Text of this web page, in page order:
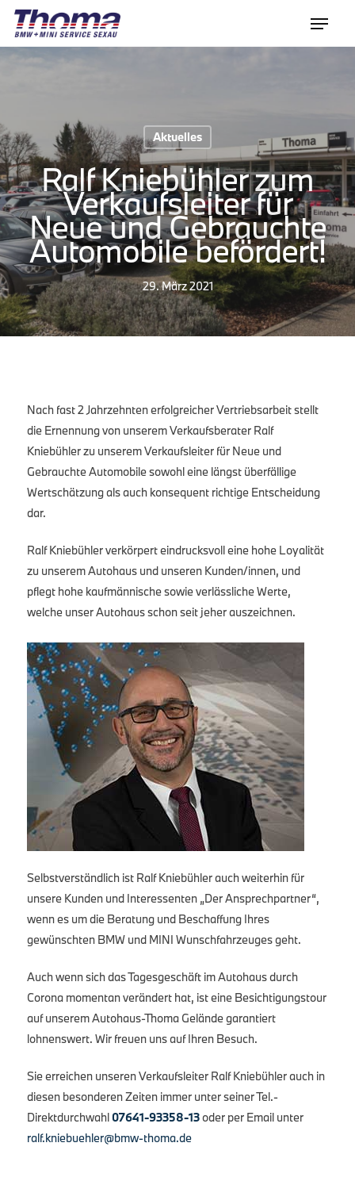
Aktuelles
Ralf Kniebühler zum
Verkaufsleiter für
Neue und Gebrauchte
Automobile befördert!
29. März 2021
Nach fast 2 Jahrzehnten erfolgreicher Vertriebsarbeit stellt
die Ernennung von unserem Verkaufsberater Ralf
Kniebühler zu unserem Verkaufsleiter für Neue und
Gebrauchte Automobile sowohl eine längst überfällige
Wertschätzung als auch konsequent richtige Entscheidung
dar.
Ralf Kniebühler verkörpert eindrucksvoll eine hohe Loyalität
zu unserem Autohaus und unseren Kunden/innen, und
pflegt hohe kaufmännische sowie verlässliche Werte,
welche unser Autohaus schon seit jeher auszeichnen.
Selbstverständlich ist Ralf Kniebühler auch weiterhin für
unsere Kunden und Interessenten „Der Ansprechpartner“,
wenn es um die Beratung und Beschaffung Ihres
gewünschten BMW und MINI Wunschfahrzeuges geht.
Auch wenn sich das Tagesgeschäft im Autohaus durch
Corona momentan verändert hat, ist eine Besichtigungstour
auf unserem Autohaus-Thoma Gelände garantiert
lohnenswert. Wir freuen uns auf Ihren Besuch.
Sie erreichen unseren Verkaufsleiter Ralf Kniebühler auch in
diesen besonderen Zeiten immer unter seiner Tel.-
Direktdurchwahl07641-93358-13oder per Email unter
ralf.kniebuehler@bmw-thoma.de